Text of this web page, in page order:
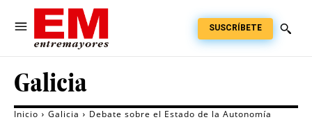
SUSCRÍBETE
Galicia
Inicio Galicia Debate sobre el Estado de la Autonomía